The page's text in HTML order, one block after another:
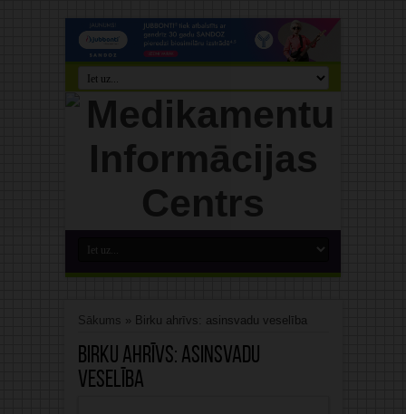
Sākums » Birku ahrīvs: asinsvadu veselība
Birku ahrīvs: asinsvadu
veselība